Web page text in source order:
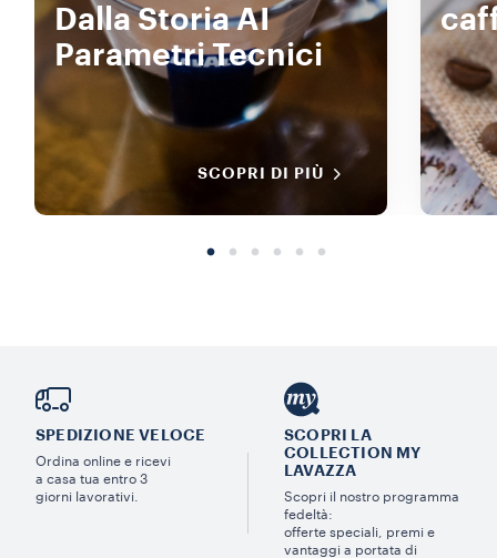
Dalla Storia AI
Parametri Tecnici
SCOPRI DI PIÙ
SPEDIZIONE VELOCE
Ordina online e ricevi
a casa tua entro 3
giorni lavorativi.
SCOPRI LA
COLLECTION MY
LAVAZZA
Scopri il nostro programma
fedeltà:
offerte speciali, premi e
vantaggi a portata di